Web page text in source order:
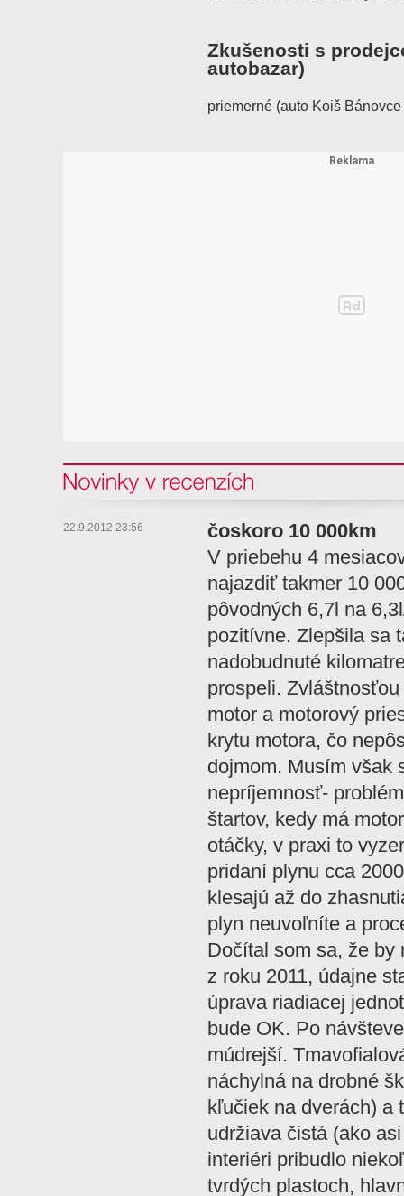
Zkušenosti s
autobazar)
priemerné (auto Koiš
Novinky v recenzi
22.9.2012 23:56
čoskoro 10 000km
V priebehu 4
najazdiť takmer 10
pôvodných 6,7l na
pozitívne. Zlepšila sa
nadobudnuté
prospeli.
motor a motorový
krytu motora, čo
dojmom. Musím však
nepríjemnosť-
štartov, kedy má
otáčky, v praxi to
pridaní plynu cca
klesajú až do
plyn neuvoľníte a
Dočítal som sa, že by
z roku 2011, údajne
úprava riadiacej
bude OK. Po
múdrejší.
náchylná na drobné
kľučiek na dverách) a
udržiava čistá (ako
interiéri pribudlo
tvrdých plastoch,